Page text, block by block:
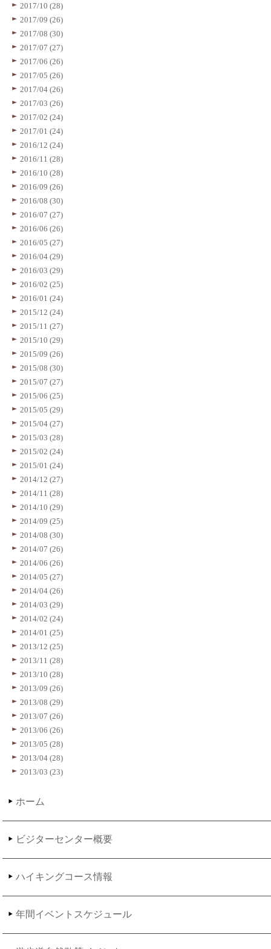
2017/10 (28)
2017/09 (26)
2017/08 (30)
2017/07 (27)
2017/06 (26)
2017/05 (26)
2017/04 (26)
2017/03 (26)
2017/02 (24)
2017/01 (24)
2016/12 (24)
2016/11 (28)
2016/10 (28)
2016/09 (26)
2016/08 (30)
2016/07 (27)
2016/06 (26)
2016/05 (27)
2016/04 (29)
2016/03 (29)
2016/02 (25)
2016/01 (24)
2015/12 (24)
2015/11 (27)
2015/10 (29)
2015/09 (26)
2015/08 (30)
2015/07 (27)
2015/06 (25)
2015/05 (29)
2015/04 (27)
2015/03 (28)
2015/02 (24)
2015/01 (24)
2014/12 (27)
2014/11 (28)
2014/10 (29)
2014/09 (25)
2014/08 (30)
2014/07 (26)
2014/06 (26)
2014/05 (27)
2014/04 (26)
2014/03 (29)
2014/02 (24)
2014/01 (25)
2013/12 (25)
2013/11 (28)
2013/10 (28)
2013/09 (26)
2013/08 (29)
2013/07 (26)
2013/06 (26)
2013/05 (28)
2013/04 (28)
2013/03 (23)
ホーム
ビジターセンター概要
ハイキングコース情報
年間イベントスケジュール